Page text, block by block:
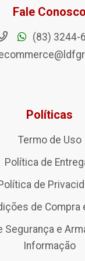
Fale Conosco
(83) 3244-
Políticas
Termo de Uso
Política de
de
de Compra
Segurança e
Informação